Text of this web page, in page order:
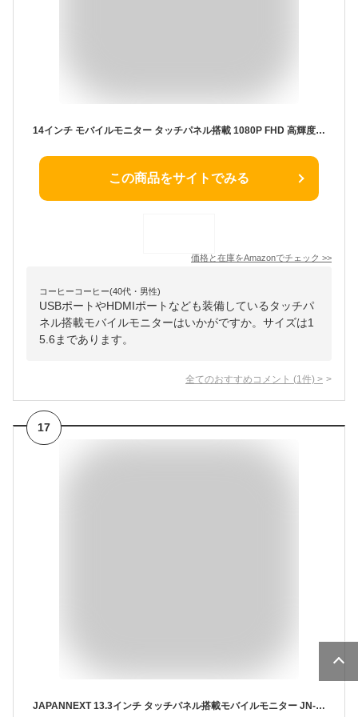
14インチ モバイルモニター タッチパネル搭載 1080P FHD 高輝度350nit HDR対応 USB-C HDMI 一本接続 スピーカー内蔵 VESAマウント対応 薄型軽量 ノートPC スマホ ゲーム兼用 出張 旅行 サブディスプレイ
この商品をサイトでみる
価格と在庫をAmazonでチェック >>
コーヒーコーヒー(40代・男性)
USBポートやHDMIポートなども装備しているタッチパ
ネル搭載モバイルモニターはいかがですか。サイズは1
5.6まであります。
全てのおすすめコメント (1 件) >
17
JAPANNEXT 13.3インチ タッチパネル搭載モバイルモニター JN-MD-IPS133FHDR-T 保護 フィルム OverLay Plus Lite 高精細液晶 アンチグレア